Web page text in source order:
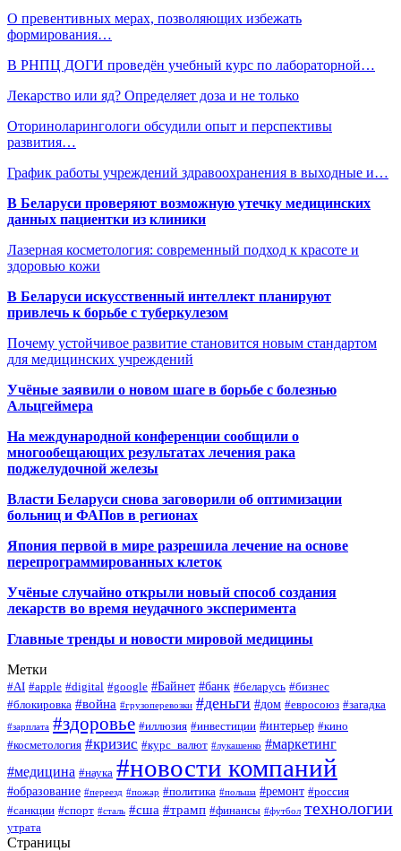
О превентивных мерах, позволяющих избежать
формирования…
В РНПЦ ДОГИ проведён учебный курс по лабораторной…
Лекарство или яд? Определяет доза и не только
Оториноларингологи обсудили опыт и перспективы
развития…
График работы учреждений здравоохранения в выходные и…
В Беларуси проверяют возможную утечку медицинских
данных пациентки из клиники
Лазерная косметология: современный подход к красоте и
здоровью кожи
В Беларуси искусственный интеллект планируют
привлечь к борьбе с туберкулезом
Почему устойчивое развитие становится новым стандартом
для медицинских учреждений
Учёные заявили о новом шаге в борьбе с болезнью
Альцгеймера
На международной конференции сообщили о
многообещающих результатах лечения рака
поджелудочной железы
Власти Беларуси снова заговорили об оптимизации
больниц и ФАПов в регионах
Япония первой в мире разрешила лечение на основе
перепрограммированных клеток
Учёные случайно открыли новый способ создания
лекарств во время неудачного эксперимента
Главные тренды и новости мировой медицины
Метки
#AI #apple #digital #google #Байнет #банк #беларусь #бизнес
#блокировка #война #грузоперевозки #деньги #дом #евросоюз #загадка
#зарплата #здоровье #иллюзия #инвестиции #интерьер #кино
#косметология #кризис #курс_валют #лукашенко #маркетинг
#медицина #наука #новости компаний
#образование #переезд #пожар #политика #польша #ремонт #россия
#санкции #спорт #сталь #сша #трамп #финансы #футбол технологии
утрата
Страницы